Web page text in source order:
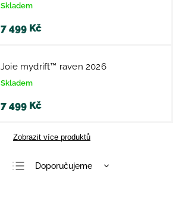
Skladem
7 499 Kč
Joie mydrift™ raven 2026
Skladem
7 499 Kč
Zobrazit více produktů
Doporučujeme